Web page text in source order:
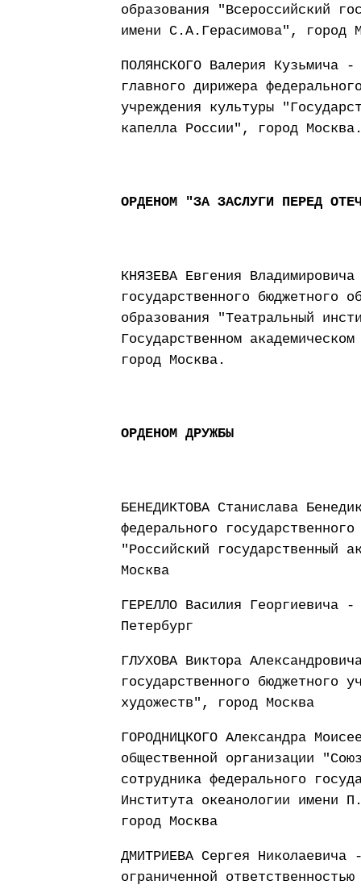
образования "Всероссийский
имени С.А.Герасимова", город
ПОЛЯНСКОГО Валерия Кузьмича -
главного дирижера
учреждения культуры
капелла России", город
ОРДЕНОМ "ЗА ЗАСЛУГИ ПЕРЕД
КНЯЗЕВА Евгения
государственного бюджетного
образования "Театральный
Государственном
город Москва.
ОРДЕНОМ ДРУЖБЫ
БЕНЕДИКТОВА Станислава
федерального
"Российский государственный
Москва
ГЕРЕЛЛО Василия Георгиевича
Петербург
ГЛУХОВА Виктора
государственного бюджетного
художеств", город Москва
ГОРОДНИЦКОГО Александра
общественной организации
сотрудника федерального
Института океанологии имени
город Москва
ДМИТРИЕВА Сергея
ограниченной